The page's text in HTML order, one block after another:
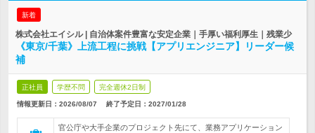
新着
株式会社エイシル | 自治体案件豊富な安定企業｜手厚い福利厚生｜残業少
《東京/千葉》上流工程に挑戦【アプリエンジニア】リーダー候
補
正社員 学歴不問 完全週休2日制
情報更新日：2026/08/07 終了予定日： 2027/01/28
官公庁や大手企業のプロジェクト先にて、業務アプリケーション